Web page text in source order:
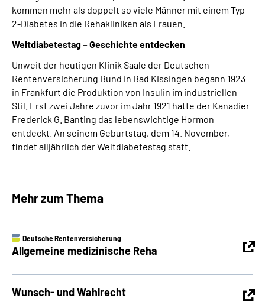
kommen mehr als doppelt so viele Männer mit einem Typ-
2-Diabetes in die Rehakliniken als Frauen.
Weltdiabetestag – Geschichte entdecken
Unweit der heutigen Klinik Saale der Deutschen
Rentenversicherung Bund in Bad Kissingen begann 1923
in Frankfurt die Produktion von Insulin im industriellen
Stil. Erst zwei Jahre zuvor im Jahr 1921 hatte der Kanadier
Frederick G. Banting das lebenswichtige Hormon
entdeckt. An seinem Geburtstag, dem 14. November,
findet alljährlich der Weltdiabetestag statt.
Mehr zum Thema
Deutsche Rentenversicherung
Allgemeine medizinische Reha
Wunsch- und Wahlrecht